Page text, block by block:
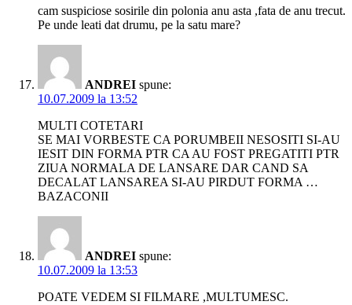
cam suspiciose sosirile din polonia anu asta ,fata de anu trecut.
Pe unde leati dat drumu, pe la satu mare?
ANDREI spune:
10.07.2009 la 13:52
MULTI COTETARI
SE MAI VORBESTE CA PORUMBEII NESOSITI SI-AU
IESIT DIN FORMA PTR CA AU FOST PREGATITI PTR
ZIUA NORMALA DE LANSARE DAR CAND SA
DECALAT LANSAREA SI-AU PIRDUT FORMA …
BAZACONII
ANDREI spune:
10.07.2009 la 13:53
POATE VEDEM SI FILMARE ,MULTUMESC.